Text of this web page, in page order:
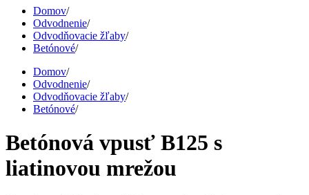
Domov/
Odvodnenie/
Odvodňovacie žľaby/
Betónové/
Domov/
Odvodnenie/
Odvodňovacie žľaby/
Betónové/
Betónová vpusť B125 s
liatinovou mrežou